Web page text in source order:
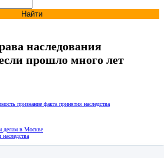
Найти
наследования
прошло много лет
признание факта принятия наследства
делам в Москве